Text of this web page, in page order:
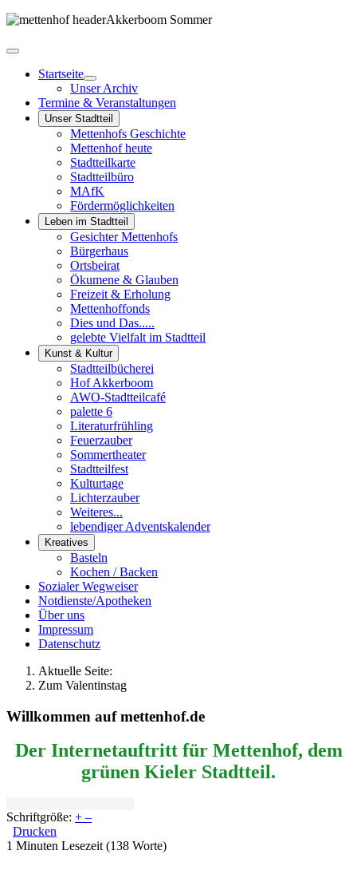
Startseite
Unser Archiv
Termine & Veranstaltungen
Unser Stadtteil
Mettenhofs Geschichte
Mettenhof heute
Stadtteilkarte
Stadtteilbüro
MAfK
Fördermöglichkeiten
Leben im Stadtteil
Gesichter Mettenhofs
Bürgerhaus
Ortsbeirat
Ökumene & Glauben
Freizeit & Erholung
Mettenhoffonds
Dies und Das.....
gelebte Vielfalt im Stadtteil
Kunst & Kultur
Stadtteilbücherei
Hof Akkerboom
AWO-Stadtteilcafé
palette 6
Literaturfrühling
Feuerzauber
Sommertheater
Stadtteilfest
Kulturtage
Lichterzauber
Weiteres...
lebendiger Adventskalender
Kreatives
Basteln
Kochen / Backen
Sozialer Wegweiser
Notdienste/Apotheken
Über uns
Impressum
Datenschutz
Aktuelle Seite:
Zum Valentinstag
Willkommen auf mettenhof.de
Der Internetauftritt für Mettenhof, dem
grünen Kieler Stadtteil.
Schriftgröße: + –
Drucken
1 Minuten Lesezeit (138 Worte)